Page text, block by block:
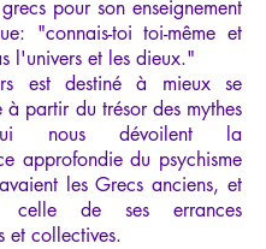
pour son enseignement
"connais-toi toi-même et
l'univers et les dieux."
est destiné à mieux se
à partir du trésor des mythes
nous dévoilent la
approfondie du psychisme
les Grecs anciens, et
celle de ses errances
et collectives.